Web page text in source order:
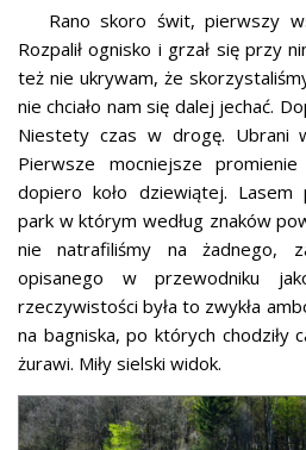
Rano skoro świt, pierwszy
Rozpalił ognisko i grzał się przy
też nie ukrywam, że
nie chciało nam się dalej jechać.
Niestety czas w drogę. Ubrani
Pierwsze mocniejsze
dopiero koło dziewiątej. Lasem
park w którym według znaków
nie natrafiliśmy na żadnego,
opisanego w przewodniku
rzeczywistości była to zwykła
na bagniska, po których chodziły
żurawi. Miły sielski widok.